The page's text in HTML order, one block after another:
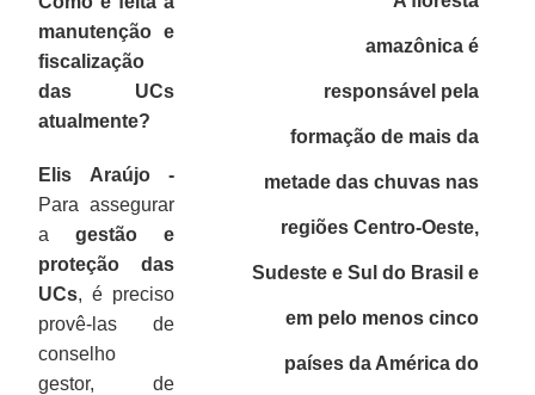
amazônica é
responsável pela
formação de mais da
metade das chuvas nas
regiões Centro-Oeste,
Sudeste e Sul do Brasil e
em pelo menos cinco
países da América do
manutenção e
fiscalização
das UCs
atualmente?
Elis Araújo -
Para assegurar
a gestão e
proteção das
UCs, é preciso
provê-las de
conselho
gestor, de